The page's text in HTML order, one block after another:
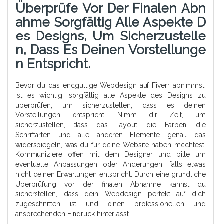
Überprüfe Vor Der Finalen Abn
Ahme Sorgfältig Alle Aspekte D
Es Designs, Um Sicherzustelle
N, Dass Es Deinen Vorstellunge
N Entspricht.
Bevor du das endgültige Webdesign auf Fiverr abnimmst,
ist es wichtig, sorgfältig alle Aspekte des Designs zu
überprüfen, um sicherzustellen, dass es deinen
Vorstellungen entspricht. Nimm dir Zeit, um
sicherzustellen, dass das Layout, die Farben, die
Schriftarten und alle anderen Elemente genau das
widerspiegeln, was du für deine Website haben möchtest.
Kommuniziere offen mit dem Designer und bitte um
eventuelle Anpassungen oder Änderungen, falls etwas
nicht deinen Erwartungen entspricht. Durch eine gründliche
Überprüfung vor der finalen Abnahme kannst du
sicherstellen, dass dein Webdesign perfekt auf dich
zugeschnitten ist und einen professionellen und
ansprechenden Eindruck hinterlässt.